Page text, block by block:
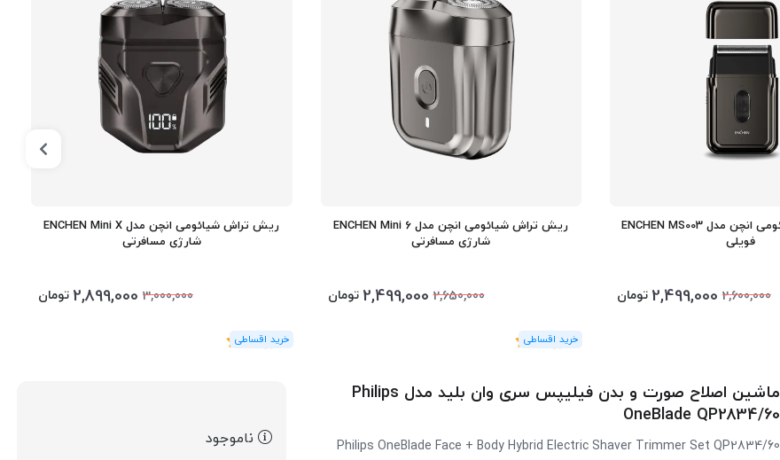
ریش تراش شیائومی انچن مدل ENCHEN MS003
فویلی
2,600,000
2,499,000 تومان
ریش تراش شیائومی انچن مدل ENCHEN Mini 6
شارژی مسافرتی
2,650,000
2,499,000 تومان
(1رای)
5
ریش تراش شیائومی انچن مدل ENCHEN Mini X
شارژی مسافرتی
3,000,000
2,899,000 تومان
(1رای)
5
ماشین اصلاح صورت و بدن فیلیپس سری وان بلید مدل Philips
OneBlade QP2834/60
Philips OneBlade Face + Body Hybrid Electric Shaver Trimmer Set QP2834/60 ناموجود